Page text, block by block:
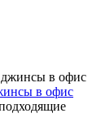
в офис